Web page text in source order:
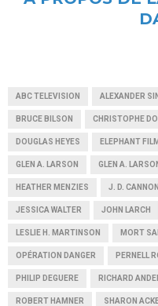
ABC TELEVISION ALEXANDER
BRUCE BILSON CHRISTOPHE
DOUGLAS HEYES ELEPHANT
GLEN A. LARSON GLEN A.
HEATHER MENZIES J. D. CANNON
JESSICA WALTER JOHN LARCH
LESLIE H. MARTINSON MORT
OPÉRATION DANGER PERNELL
PHILIP DEGUERE RICHARD
ROBERT HAMNER SHARON